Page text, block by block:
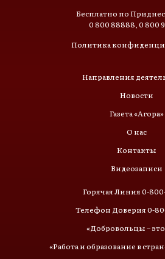
Бесплатно по
0 800 88888, 0 800
Политика
Направления
Новости
Газета «Агора»
О нас
Контакты
Видеозаписи
Горячая Линия 0-
Телефон Доверия 0-
«Добровольцы –
«Работа и образование в